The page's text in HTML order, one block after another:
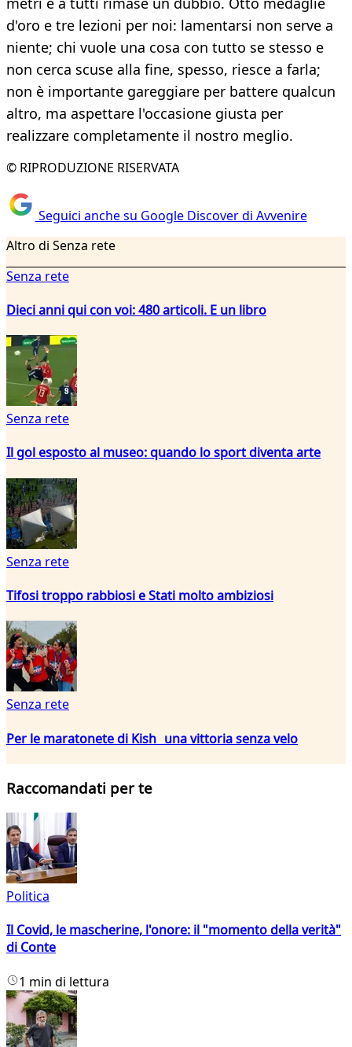
d'oro e tre lezioni per noi: lamentarsi non serve a
niente; chi vuole una cosa con tutto se stesso e
non cerca scuse alla fine, spesso, riesce a farla;
non è importante gareggiare per battere qualcun
altro, ma aspettare l'occasione giusta per
realizzare completamente il nostro meglio.
© RIPRODUZIONE RISERVATA
Seguici anche su Google Discover di Avvenire
Altro di Senza rete
Senza rete
Dieci anni qui con voi: 480 articoli. E un libro
Senza rete
Il gol esposto al museo: quando lo sport diventa arte
Senza rete
Tifosi troppo rabbiosi e Stati molto ambiziosi
Senza rete
Per le maratonete di Kish una vittoria senza velo
Raccomandati per te
Politica
Il Covid, le mascherine, l'onore: il "momento della verità"
di Conte
1 min di lettura